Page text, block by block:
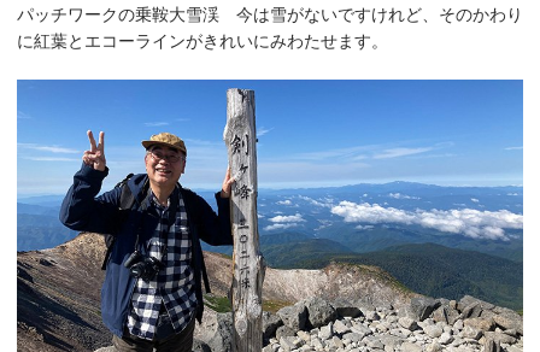
パッチワークの乗鞍大雪渓 今は雪がないですけれど、そのかわり
に紅葉とエコーラインがきれいにみわたせます。